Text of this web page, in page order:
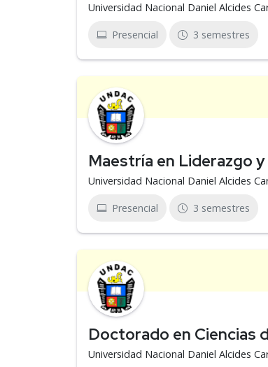
Universidad Nacional Daniel Alcides
Presencial 3 semestres
Maestría en Liderazgo
Universidad Nacional Daniel Alcides
Presencial 3 semestres
Doctorado en Ciencias
Universidad Nacional Daniel Alcides